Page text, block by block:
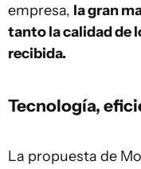
empresa, la gran
tanto la calidad de
recibida.
Tecnología,
La propuesta de